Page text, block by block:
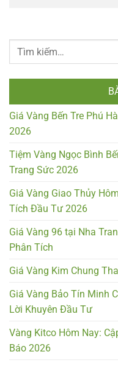
Giá Vàng Bến Tre Phú
2026
Tiệm Vàng Ngọc Bình
Trang Sức 2026
Giá Vàng Giao Thủy
Tích Đầu Tư 2026
Giá Vàng 96 tại Nha
Phân Tích
Giá Vàng Kim Chung
Giá Vàng Bảo Tín Minh
Lời Khuyên Đầu Tư
Vàng Kitco Hôm Nay:
Báo 2026